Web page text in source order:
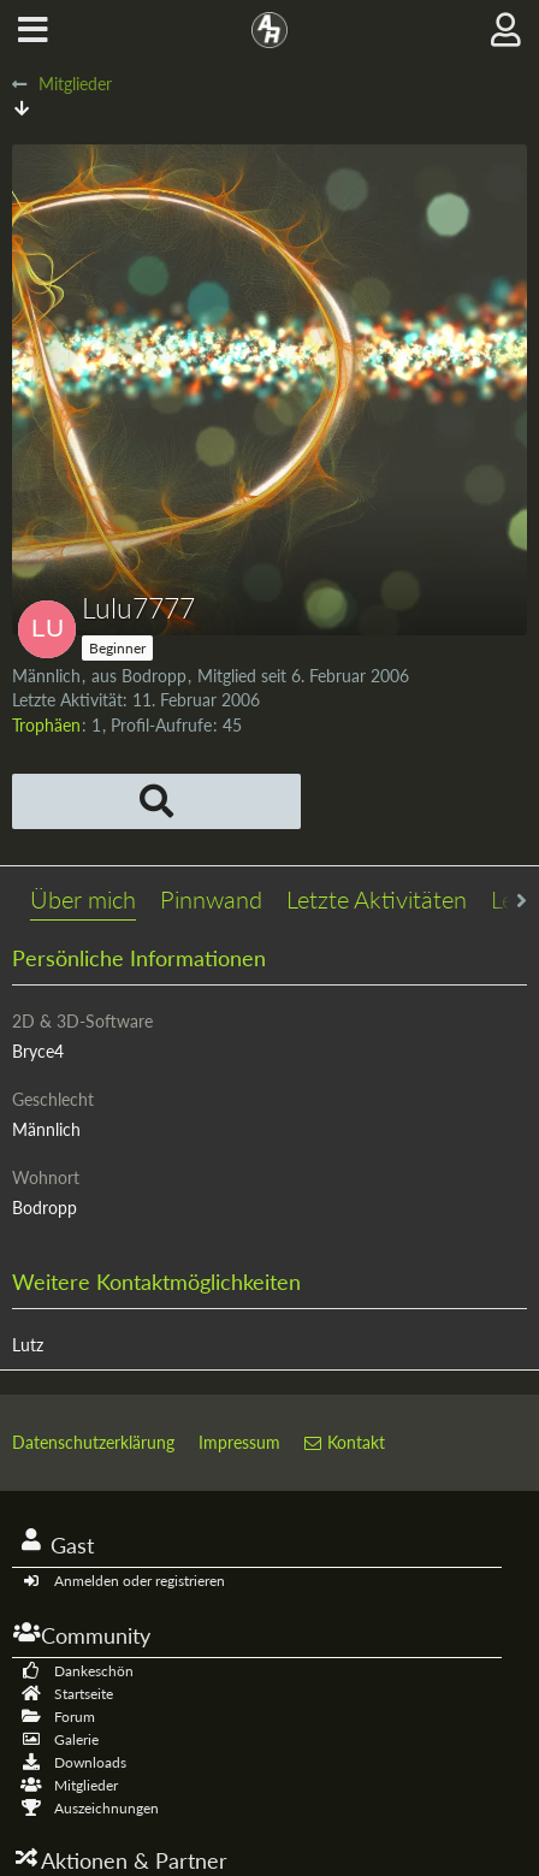
Mitglieder
Lulu7777
Beginner
Männlich aus Bodropp Mitglied seit 6. Februar 2006
Letzte Aktivität: 11. Februar 2006
Trophäen
1 Profil-Aufrufe 45
Über mich Pinnwand Letzte Aktivitäten
Persönliche Informationen
2D & 3D-Software
Bryce4
Geschlecht
Männlich
Wohnort
Bodropp
Weitere Kontaktmöglichkeiten
Lutz
Datenschutzerklärung Impressum Kontakt
Gast
Anmelden oder registrieren
Community
Dankeschön
Startseite
Forum
Galerie
Downloads
Mitglieder
Auszeichnungen
Aktionen & Partner